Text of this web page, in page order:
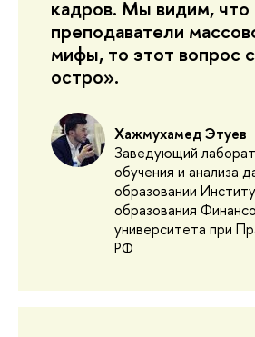
кадров. Мы видим, что
преподаватели
мифы, то этот вопрос
остро».
Хажмухамед Этуев
Заведующий
обучения и анализа
образовании
образования
университета при
РФ